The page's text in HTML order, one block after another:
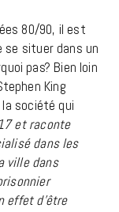
80/90, il est
se situer dans un
pas? Bien loin
King
société qui
et raconte
dans les
ville dans
effet d’être